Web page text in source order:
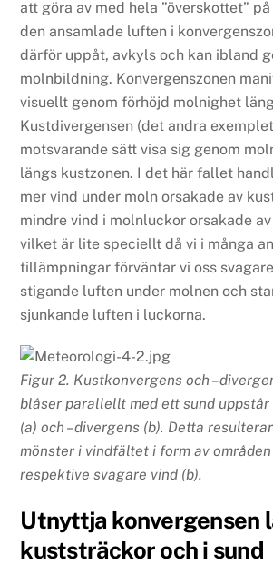
att göra av med hela ”överskottet”
den ansamlade luften i
därför uppåt, avkyls och kan ibland
molnbildning. Konvergenszonen
visuellt genom förhöjd molnighet
Kustdivergensen (det andra
motsvarande sätt visa sig genom
längs kustzonen. I det här fallet
mer vind under moln orsakade av
mindre vind i molnluckor orsakade
vilket är lite speciellt då vi i många
tillämpningar förväntar vi oss
stigande luften under molnen och
sjunkande luften i luckorna.
Figur 2. Kustkonvergens och
blåser parallellt med ett sund
(a) och –divergens (b). Detta
mönster i vindfältet i form av
respektive svagare vind (b).
Utnyttja konvergensen
kuststräckor och i sund